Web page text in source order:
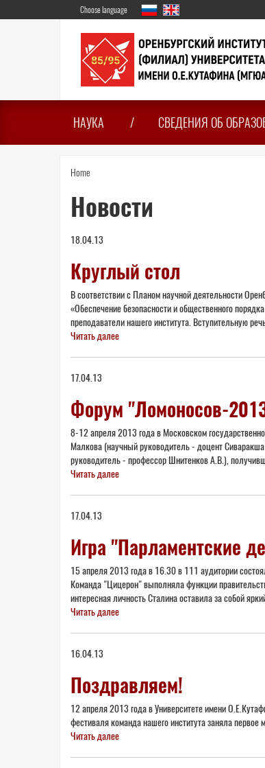
to
Choose language
НАУКА СВЕДЕНИЯ ОБ
You
are
here
Home
Новости
18.04.13
Круглый стол
В соответствии с Планом научной деятельности
«Обеспечение безопасности и общественного
преподаватели нашего института. Вступительную
Читать далее
17.04.13
Форум "Ломоносов-
8-12 апреля 2013 года в Московском
Малкова (научный руководитель - доцент
руководитель - профессор Шнитенков А.В.),
Читать далее
17.04.13
Игра "Парламентские
15 апреля 2013 года в 16.30 в 111 аудитории
Команда "Цицерон" выполняла функции
интересная личность Сталина оставила за собой
Читать далее
16.04.13
Поздравляем!
12 апреля 2013 года в Университете имени
фестиваля команда нашего института заняла
Читать далее